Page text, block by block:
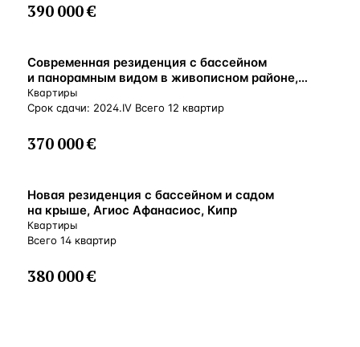
390 000 €
ВНЖ
Современная резиденция с бассейном
и панорамным видом в живописном районе,
Лимассол, Кипр
Квартиры
Срок сдачи: 2024.IV Всего 12 квартир
370 000 €
ВНЖ
Новая резиденция с бассейном и садом
на крыше, Агиос Афанасиос, Кипр
Квартиры
Всего 14 квартир
380 000 €